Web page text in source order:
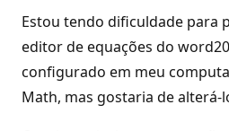
Estou tendo dificuldade para
editor de equações do
configurado em meu
Math, mas gostaria de alterá-